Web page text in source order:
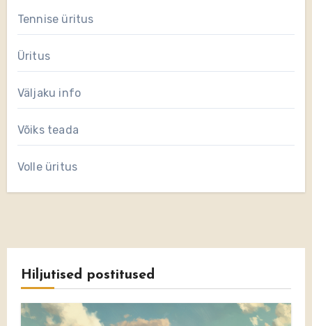
Tennise üritus
Üritus
Väljaku info
Võiks teada
Volle üritus
Hiljutised postitused